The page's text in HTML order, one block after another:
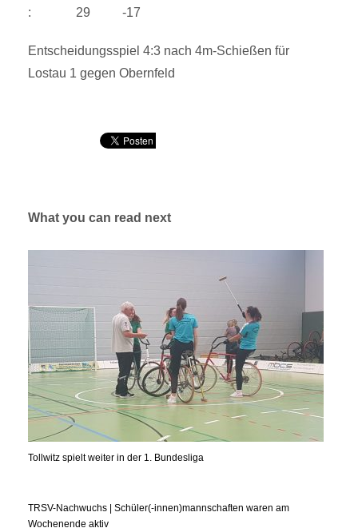
: 29 -17
Entscheidungsspiel 4:3 nach 4m-Schießen für
Lostau 1 gegen Obernfeld
What you can read next
Tollwitz spielt weiter in der 1. Bundesliga
TRSV-Nachwuchs | Schüler(-innen)mannschaften waren am
Wochenende aktiv